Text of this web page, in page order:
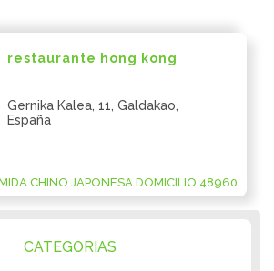
restaurante hong kong
Gernika Kalea, 11, Galdakao,
España
CHINO JAPONESA DOMICILIO 48960
CATEGORIAS